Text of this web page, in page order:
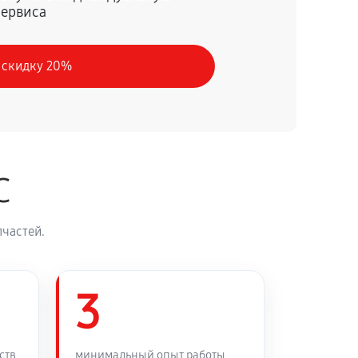
Заказать
60 минут
60 минут
20%
3
минимальный опыт работы